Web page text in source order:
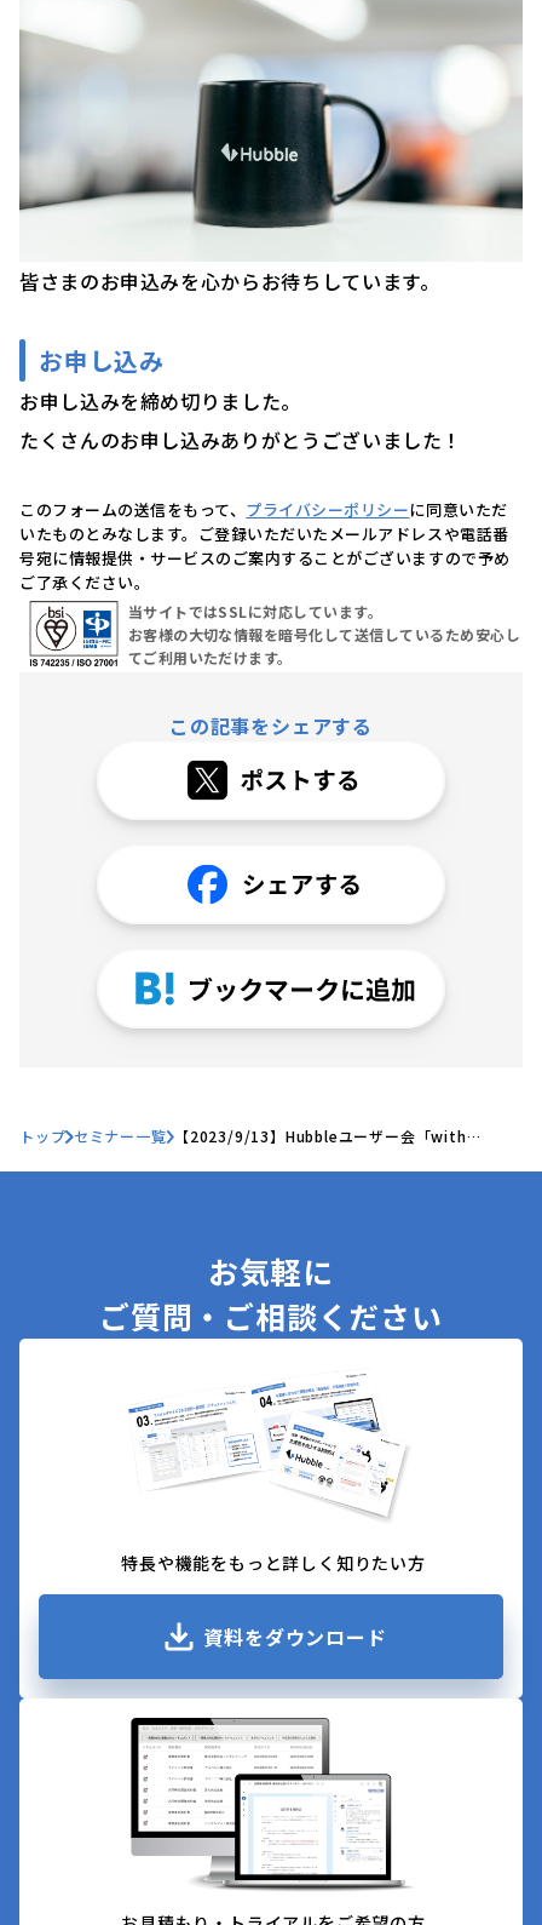
皆さまのお申込みを心からお待ちしています。
お申し込み
お申し込みを締め切りました。
たくさんのお申し込みありがとうございました！
このフォームの送信をもって、 プライバシーポリシーに同意いただ
いたものとみなします。ご登録いただいたメールアドレスや電話番
号宛に情報提供・サービスのご案内することがございますので予め
ご了承ください。
当サイトではSSLに対応しています。
お客様の大切な情報を暗号化して送信しているため安心し
てご利用いただけます。
この記事をシェアする
トップ セミナー一覧 【2023/9/13】Hubbleユーザー会「with
お気軽に
ご質問・ご相談ください
特長や機能をもっと詳しく知りたい方
資料をダウンロード